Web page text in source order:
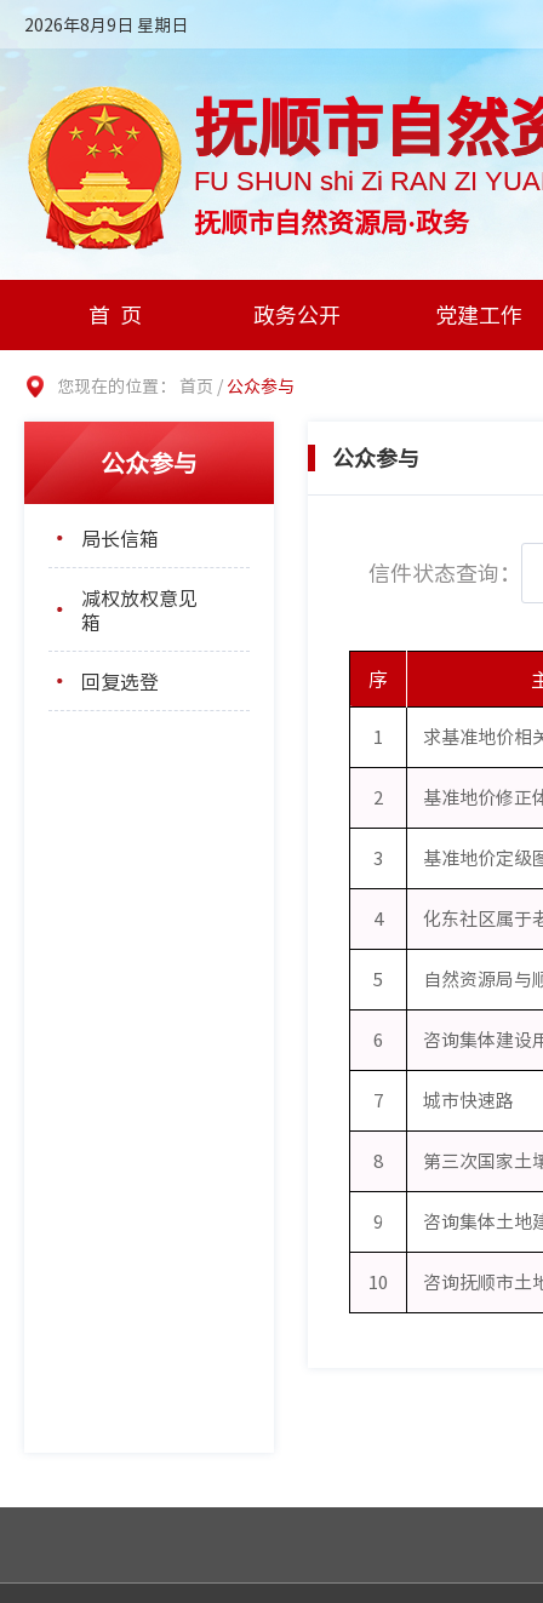
2026年8月9日 星期日
抚顺市自然
FU SHUN shi Zi RAN ZI
抚顺市自然资源局·政务
首页 政务公开 党建工作
您现在的位置： 首页 / 公众参与
公众参与
局长信箱
减权放权意见
箱
回复选登
公众参与
信件状态查询：
序
1 求基准地价相
2 基准地价修正
3
4
5
6
7 城市快速路
8 第三次国家土
9
10 咨询抚顺市土